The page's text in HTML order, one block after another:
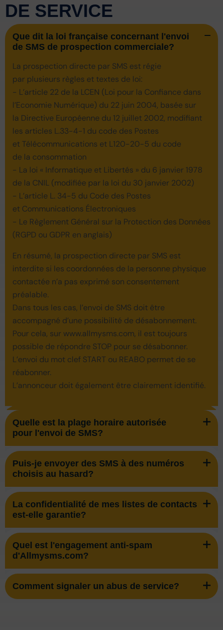
DE SERVICE
Que dit la loi française concernant l'envoi
de SMS de prospection commerciale?
La prospection directe par SMS est régie
par plusieurs règles et textes de loi:
- L’article 22 de la LCEN (Loi pour la Confiance dans
l’Economie Numérique) du 22 juin 2004, basée sur
la Directive Européenne du 12 juillet 2002, modifiant
les articles L.33-4-1 du code des Postes
et Télécommunications et L120-20-5 du code
de la consommation
- La loi « Informatique et Libertés » du 6 janvier 1978
de la CNIL (modifiée par la loi du 30 janvier 2002)
- L’article L. 34-5 du Code des Postes
et Communications Électroniques
- Le Règlement Général sur la Protection des Données
(RGPD ou GDPR en anglais)
En résumé, la prospection directe par SMS est
interdite si les coordonnées de la personne physique
contactée n’a pas exprimé son consentement
préalable.
Dans tous les cas, l’envoi de SMS doit être
accompagné d’une possibilité de désabonnement.
Pour cela, sur www.allmysms.com, il est toujours
possible de répondre STOP pour se désabonner.
L’envoi du mot clef START ou REABO permet de se
réabonner.
L’annonceur doit également être clairement identifié.
Quelle est la plage horaire autorisée
pour l'envoi de SMS?
Puis-je envoyer des SMS à des numéros
choisis au hasard?
La confidentialité de mes listes de contacts
est-elle garantie?
Quel est l'engagement anti-spam
d'Allmysms.com?
Comment signaler un abus de service?